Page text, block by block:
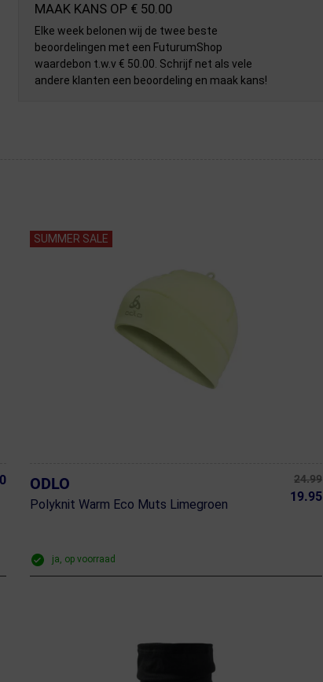
MAAK KANS OP € 50.00
Elke week belonen wij de twee beste
beoordelingen met een FuturumShop
waardebon t.w.v € 50.00. Schrijf net als vele
andere klanten een beoordeling en maak kans!
SUMMER SALE
ODLO
Polyknit Warm Eco Muts Limegroen
24.99
19.95
ja, op voorraad